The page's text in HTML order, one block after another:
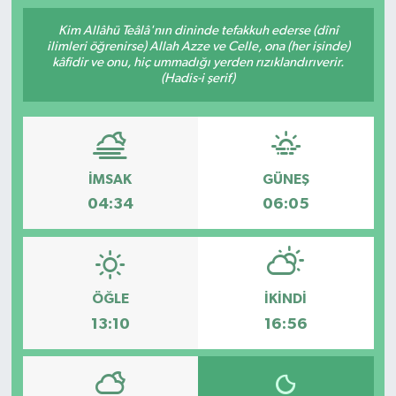
Kim Allâhü Teâlâ'nın dininde tefakkuh ederse (dînî
ilimleri öğrenirse) Allah Azze ve Celle, ona (her işinde)
kâfidir ve onu, hiç ummadığı yerden rızıklandırıverir.
(Hadis-i şerif)
İMSAK
04:34
GÜNEŞ
06:05
ÖĞLE
13:10
İKINDI
16:56
İngiltere Premier Lig
Almanya Bundesliga
La Liga
İngiltere Premier Lig
Almanya Bundesliga
Fransa Ligue 1
Eredevise
Portekiz Ligi
TFF 1.Lig
Diğer Futbol Ligleri